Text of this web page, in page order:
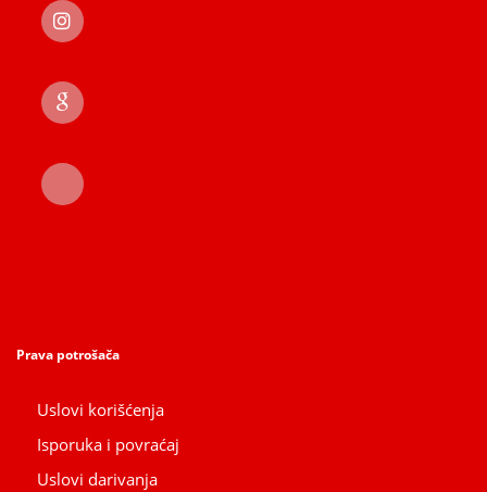
Prava potrošača
Uslovi korišćenja
Isporuka i povraćaj
Uslovi darivanja